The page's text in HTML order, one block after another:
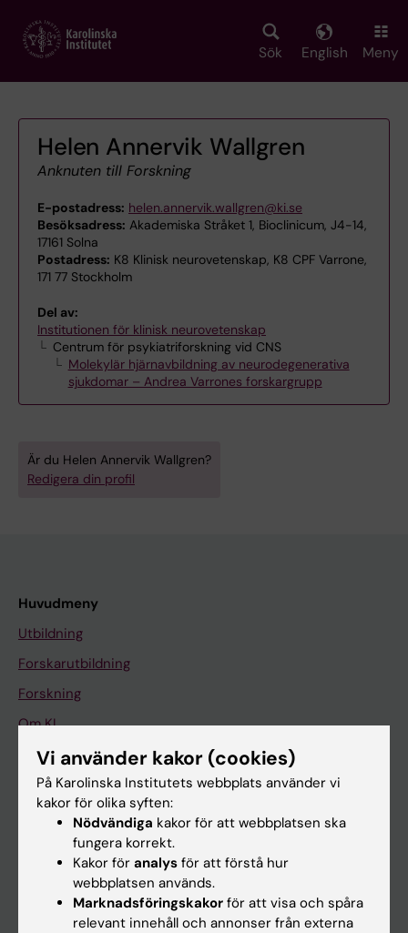
main
Sök English Meny
Helen Annervik Wallgren
Anknuten till Forskning
E-postadress: helen.annervik.wallgren@ki.se
Besöksadress: Akademiska Stråket 1, Bioclinicum, J4-14,
17161 Solna
Postadress: K8 Klinisk neurovetenskap, K8 CPF Varrone,
171 77 Stockholm
Del av:
Institutionen för klinisk neurovetenskap
Centrum för psykiatriforskning vid CNS
Molekylär hjärnavbildning av neurodegenerativa
sjukdomar – Andrea Varrones forskargrupp
Är du Helen Annervik Wallgren?
Redigera din profil
Huvudmeny
Utbildning
Forskarutbildning
Forskning
Om KI
På gång
Nyheter
Kalender
Vi använder kakor (cookies)
På Karolinska Institutets webbplats använder vi
kakor för olika syften:
Nödvändiga kakor för att webbplatsen ska
fungera korrekt.
Kakor för analys för att förstå hur
webbplatsen används.
Marknadsföringskakor för att visa och spåra
relevant innehåll och annonser från externa